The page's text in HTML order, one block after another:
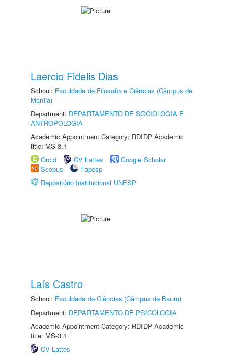
Laercio Fidelis Dias
School: Faculdade de Filosofia e Ciências (Câmpus de
Marília)
Department: DEPARTAMENTO DE SOCIOLOGIA E
ANTROPOLOGIA
Academic Appointment Category: RDIDP Academic
title: MS-3.1
Orcid
CV Lattes
Google Scholar
Scopus
Fapesp
Repositório Institucional UNESP
Laís Castro
School: Faculdade de Ciências (Câmpus de Bauru)
Department: DEPARTAMENTO DE PSICOLOGIA
Academic Appointment Category: RDIDP Academic
title: MS-3.1
CV Lattes